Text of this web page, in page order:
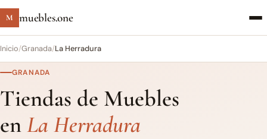
M muebles.one
Inicio/Granada/La Herradura
GRANADA
Tiendas de Muebles
enLa Herradura